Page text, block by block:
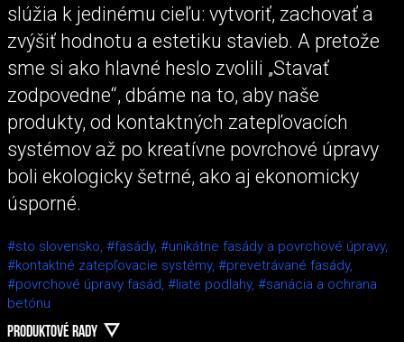
slúžia k jedinému cieľu: vytvoriť, zachovať a
zvýšiť hodnotu a estetiku stavieb. A pretože
sme si ako hlavné heslo zvolili „Stavať
zodpovedne“, dbáme na to, aby naše
produkty, od kontaktných zatepľovacích
systémov až po kreatívne povrchové úpravy
boli ekologicky šetrné, ako aj ekonomicky
úsporné.
#sto slovensko, #fasády, #unikátne fasády a povrchové úpravy,
#kontaktné zatepľovacie systémy, #prevetrávané fasády,
#povrchové úpravy fasád, #liate podlahy, #sanácia a ochrana
betónu
PRODUKTOVÉ RADY